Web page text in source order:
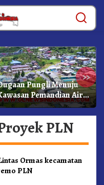
»
Pungli Menuju
Pemandian Air
Semangat Gunung
Doulu Foto Dan
PLN
Ormas kecamatan
PLN